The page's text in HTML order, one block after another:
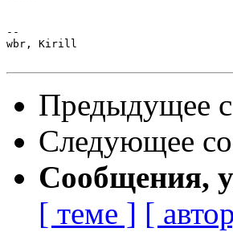
--
wbr, Kirill
Предыдущее
Следующее
Сообщения,
[ теме ] [